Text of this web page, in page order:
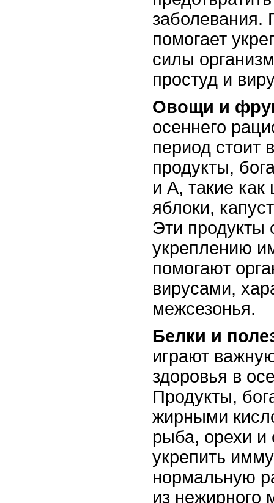
заболевания.
помогает
силы
простуд и
Овощи и
осеннего
период стоит
продукты,
и A, такие
яблоки,
Эти продукты
укреплению
помогают
вирусами,
межсезонья.
Белки и
играют
здоровья в
Продукты,
жирными
рыба, орехи и
укрепить
нормальную
из нежирного